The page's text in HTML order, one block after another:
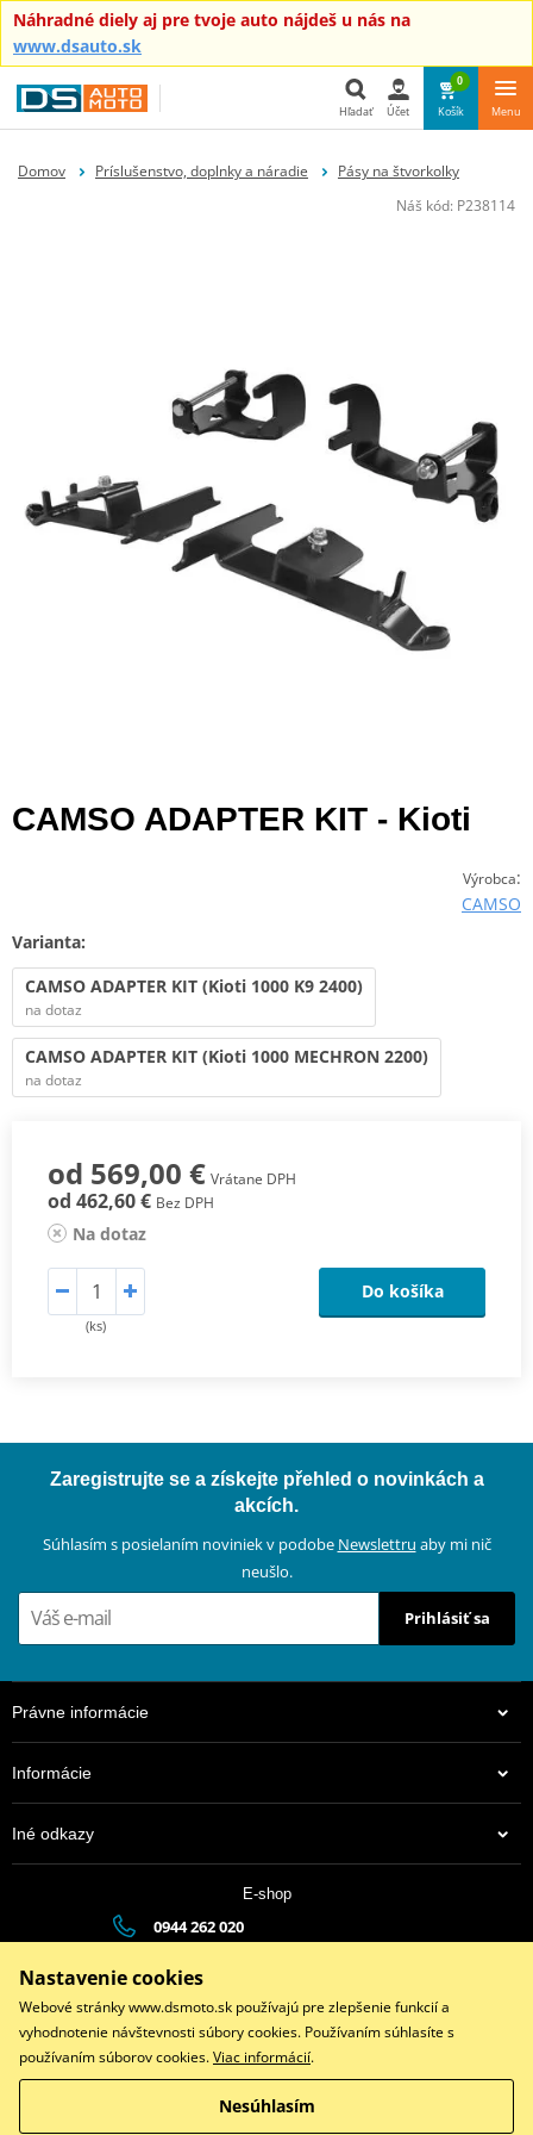
Náhradné diely aj pre tvoje auto nájdeš u nás na
www.dsauto.sk
Hľadať
Hľadať Účet
0
Košík Menu
Domov Príslušenstvo, doplnky a náradie
Pásy na štvorkolky
Náš kód: P238114
CAMSO ADAPTER KIT - Kioti
Výrobca:
CAMSO
Varianta:
CAMSO ADAPTER KIT (Kioti 1000 K9 2400)
na dotaz
CAMSO ADAPTER KIT (Kioti 1000 MECHRON 2200)
na dotaz
od 569,00 € Vrátane DPH
od 462,60 € Bez DPH
Na dotaz
(ks)
Do košíka
Zaregistrujte se a získejte přehled o novinkách a
akcích.
Súhlasím s posielaním noviniek v podobe Newslettru aby mi nič
neušlo.
Prihlásiť sa
Právne informácie
Informácie
Iné odkazy
E-shop
0944 262 020
Po-Pia (8:00 - 17:00) | So (9:00 - 12:00)
Facebook Instagram
Copyright © 2026 www.dsmoto.sk
Nastavenie cookies
Webové stránky www.dsmoto.sk používajú pre zlepšenie funkcií a
vyhodnotenie návštevnosti súbory cookies. Používaním súhlasíte s
používaním súborov cookies.Viac informácií.
Nesúhlasím